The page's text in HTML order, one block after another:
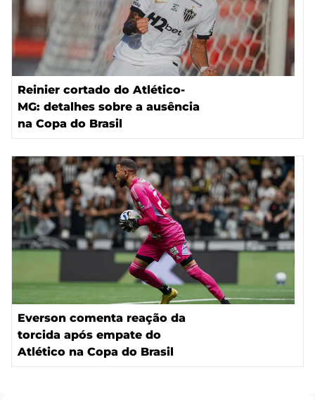
Reinier cortado do Atlético-
MG: detalhes sobre a ausência
na Copa do Brasil
Everson comenta reação da
torcida após empate do
Atlético na Copa do Brasil